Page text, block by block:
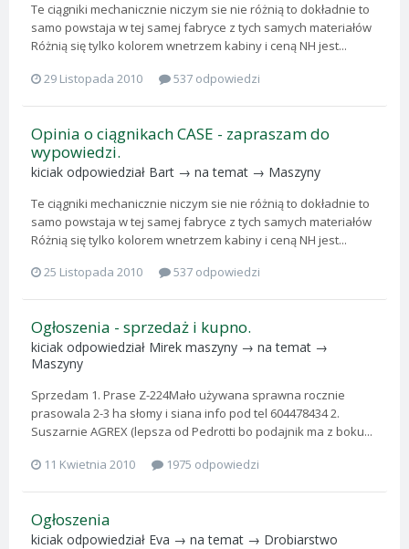
Te ciągniki mechanicznie niczym sie nie różnią to dokładnie to
samo powstaja w tej samej fabryce z tych samych materiałów
Różnią się tylko kolorem wnetrzem kabiny i ceną NH jest...
29 Listopada 2010
537 odpowiedzi
Opinia o ciągnikach CASE - zapraszam do
wypowiedzi.
kiciak odpowiedział Bart → na temat → Maszyny
Te ciągniki mechanicznie niczym sie nie różnią to dokładnie to
samo powstaja w tej samej fabryce z tych samych materiałów
Różnią się tylko kolorem wnetrzem kabiny i ceną NH jest...
25 Listopada 2010
537 odpowiedzi
Ogłoszenia - sprzedaż i kupno.
kiciak odpowiedział Mirek maszyny → na temat →
Maszyny
Sprzedam 1. Prase Z-224Mało używana sprawna rocznie
prasowala 2-3 ha słomy i siana info pod tel 604478434 2.
Suszarnie AGREX (lepsza od Pedrotti bo podajnik ma z boku...
11 Kwietnia 2010
1975 odpowiedzi
Ogłoszenia
kiciak odpowiedział Eva → na temat → Drobiarstwo